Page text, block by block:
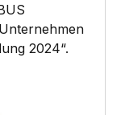
2024“.